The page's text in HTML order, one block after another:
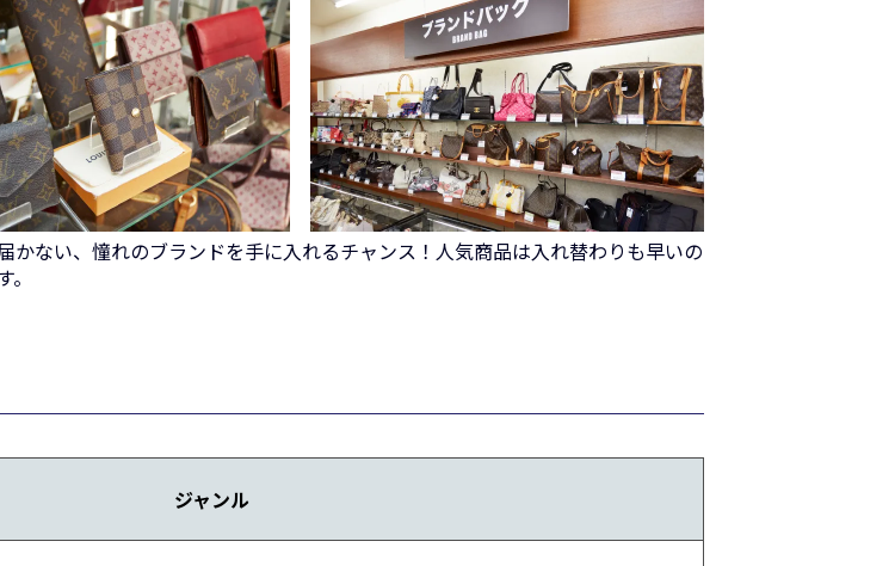
ない、憧れのブランドを手に入れるチャンス！人気商品は入れ替わりも早いの
ジャンル